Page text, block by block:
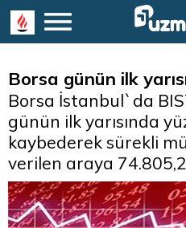
Borsa günün ilk
Borsa İstanbul`da
günün ilk yarısında
kaybederek sürekli
verilen araya